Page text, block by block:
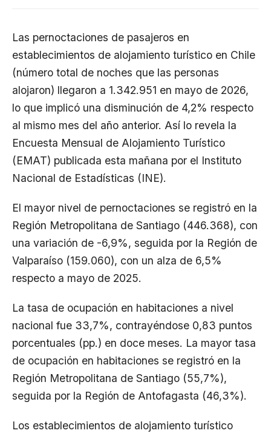
Las pernoctaciones de pasajeros en
establecimientos de alojamiento turístico en Chile
(número total de noches que las personas
alojaron) llegaron a 1.342.951 en mayo de 2026,
lo que implicó una disminución de 4,2% respecto
al mismo mes del año anterior. Así lo revela la
Encuesta Mensual de Alojamiento Turístico
(EMAT) publicada esta mañana por el Instituto
Nacional de Estadísticas (INE).
El mayor nivel de pernoctaciones se registró en la
Región Metropolitana de Santiago (446.368), con
una variación de -6,9%, seguida por la Región de
Valparaíso (159.060), con un alza de 6,5%
respecto a mayo de 2025.
La tasa de ocupación en habitaciones a nivel
nacional fue 33,7%, contrayéndose 0,83 puntos
porcentuales (pp.) en doce meses. La mayor tasa
de ocupación en habitaciones se registró en la
Región Metropolitana de Santiago (55,7%),
seguida por la Región de Antofagasta (46,3%).
Los establecimientos de alojamiento turístico